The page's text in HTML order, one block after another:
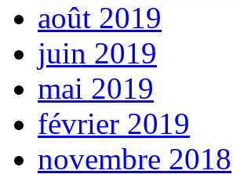
août 2019
juin 2019
mai 2019
février 2019
novembre 2018